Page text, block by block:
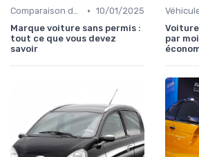
Comparaison des Modèles • 10/01/2025
Marque voiture sans permis :
tout ce que vous devez
savoir
par